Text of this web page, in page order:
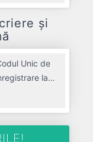
și
Unic de
la
Cu sediul